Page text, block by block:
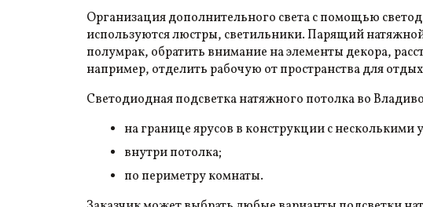
Организация дополнительного света с помощью
используются люстры, светильники. Парящий
полумрак, обратить внимание на элементы декора,
например, отделить рабочую от пространства для
Светодиодная подсветка натяжного потолка во
на границе ярусов в конструкции с несколькими
внутри потолка;
по периметру комнаты.